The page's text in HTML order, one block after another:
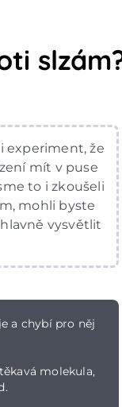
experiment, že
mít v puse
to i zkoušeli
mohli byste
vysvětlit
a chybí pro něj
molekula,